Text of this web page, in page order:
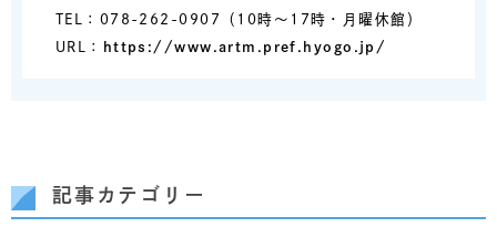
TEL：078-262-0907（10時～17時・月曜休館）
URL：
https://www.artm.pref.hyogo.jp/
記事カテゴリー